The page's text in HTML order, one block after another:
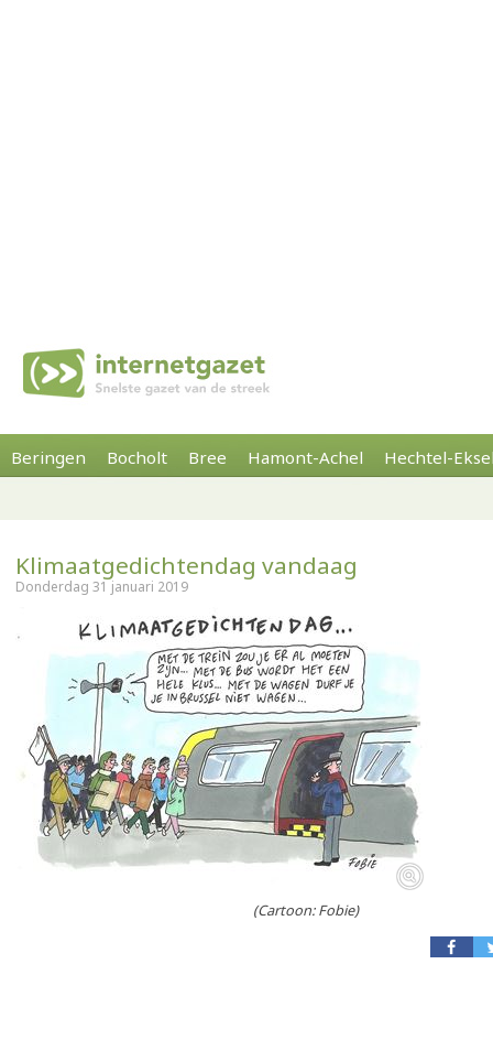
Beringen Bocholt Bree Hamont-Achel Hechtel-
Klimaatgedichtendag vandaag
Donderdag 31 januari 2019
(Cartoon: Fobie)